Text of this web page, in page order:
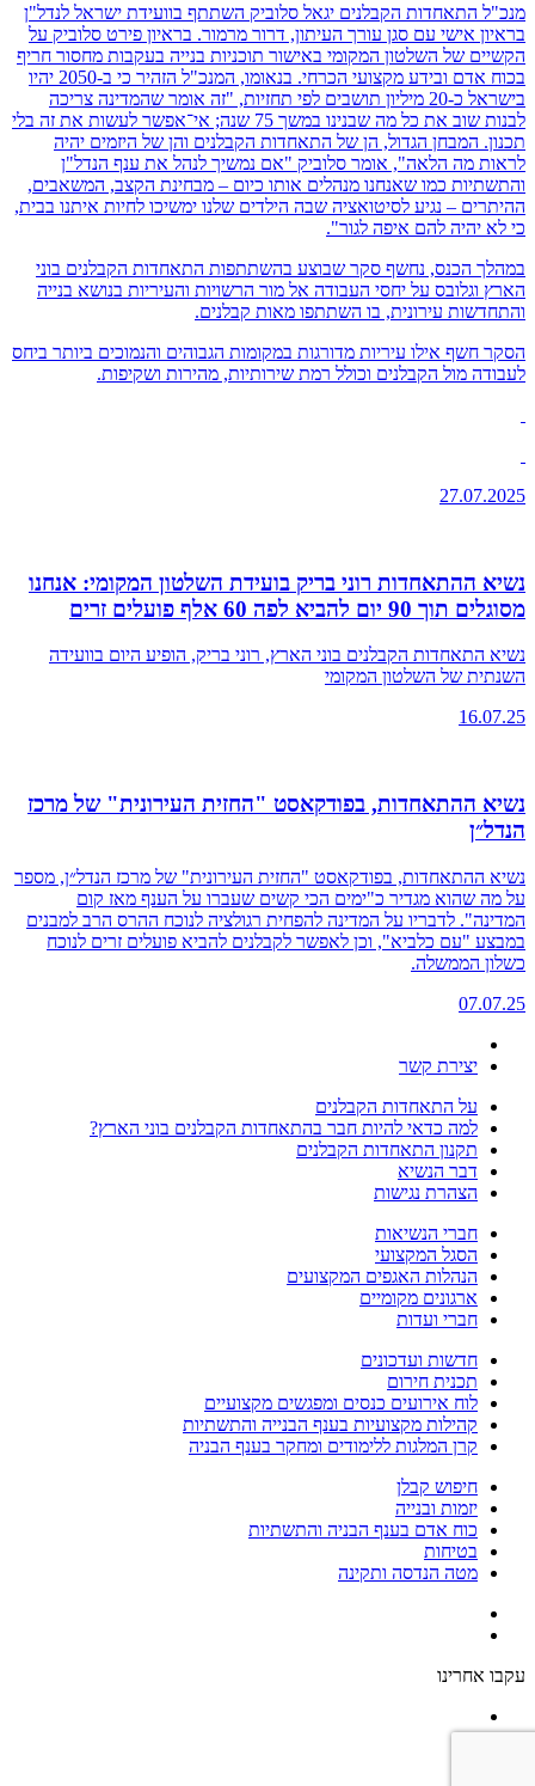
מנכ"ל התאחדות הקבלנים יגאל סלוביק השתתף בוועידת ישראל לנדל"ן
בראיון אישי עם סגן עורך העיתון, דרור מרמור. בראיון פירט סלוביק על
הקשיים של השלטון המקומי באישור תוכניות בנייה בעקבות מחסור חריף
בכוח אדם ובידע מקצועי הכרחי. בנאומו, המנכ"ל הזהיר כי ב-2050 יהיו
בישראל כ-20 מיליון תושבים לפי תחזיות, "זה אומר שהמדינה צריכה
לבנות שוב את כל מה שבנינו במשך 75 שנה; אי־אפשר לעשות את זה בלי
תכנון. המבחן הגדול, הן של התאחדות הקבלנים והן של היזמים יהיה
לראות מה הלאה", אומר סלוביק "אם נמשיך לנהל את ענף הנדל"ן
והתשתיות כמו שאנחנו מנהלים אותו כיום – מבחינת הקצב, המשאבים,
ההיתרים – נגיע לסיטואציה שבה הילדים שלנו ימשיכו לחיות איתנו בבית,
כי לא יהיה להם איפה לגור".
במהלך הכנס, נחשף סקר שבוצע בהשתתפות התאחדות הקבלנים בוני
הארץ וגלובס על יחסי העבודה אל מור הרשויות והעיריות בנושא בנייה
והתחדשות עירונית, בו השתתפו מאות קבלנים.
הסקר חשף אילו עיריות מדורגות במקומות הגבוהים והנמוכים ביותר ביחס
לעבודה מול הקבלנים וכולל רמת שירותיות, מהירות ושקיפות.
27.07.2025
נשיא ההתאחדות רוני בריק בועידת השלטון המקומי: אנחנו
מסוגלים תוך 90 יום להביא לפה 60 אלף פועלים זרים
נשיא התאחדות הקבלנים בוני הארץ, רוני בריק, הופיע היום בוועידה
השנתית של השלטון המקומי
16.07.25
נשיא ההתאחדות, בפודקאסט "החזית העירונית" של מרכז
הנדל״ן
נשיא ההתאחדות, בפודקאסט "החזית העירונית" של מרכז הנדל״ן, מספר
על מה שהוא מגדיר כ"ימים הכי קשים שעברו על הענף מאז קום
המדינה". לדבריו על המדינה להפחית רגולציה לנוכח ההרס הרב למבנים
במבצע "עם כלביא", וכן לאפשר לקבלנים להביא פועלים זרים לנוכח
כשלון הממשלה.
07.07.25
יצירת קשר
על התאחדות הקבלנים
למה כדאי להיות חבר בהתאחדות הקבלנים בוני הארץ?
תקנון התאחדות הקבלנים
דבר הנשיא
הצהרת נגישות
חברי הנשיאות
הסגל המקצועי
הנהלות האגפים המקצועים
ארגונים מקומיים
חברי ועדות
חדשות ועדכונים
תכנית חירום
לוח אירועים כנסים ומפגשים מקצועיים
קהילות מקצועיות בענף הבנייה והתשתיות
קרן המלגות ללימודים ומחקר בענף הבניה
חיפוש קבלן
יזמות ובנייה
כוח אדם בענף הבניה והתשתיות
בטיחות
מטה הנדסה ותקינה
עקבו אחרינו